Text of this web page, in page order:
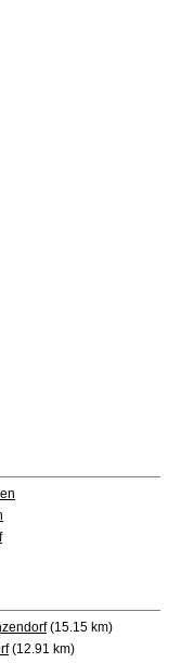
(15.15 km)
(12.91 km)